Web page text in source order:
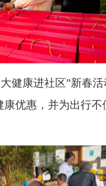
健康进社区”新春
优惠，并为出行